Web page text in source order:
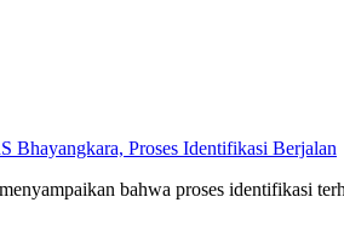
Bhayangkara, Proses Identifikasi Berjalan
bahwa proses identifikasi